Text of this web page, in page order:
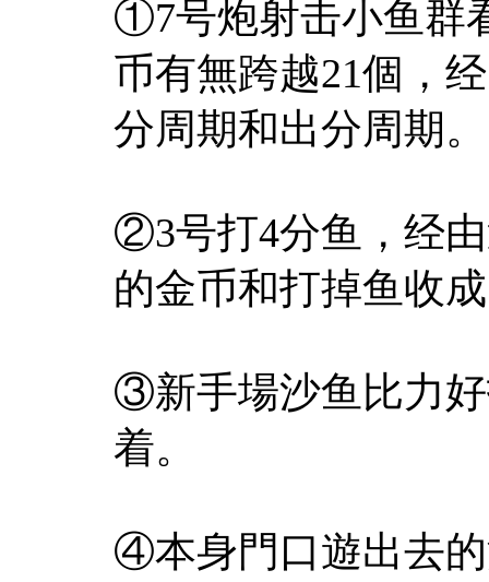
①7号炮射击小鱼群
币有無跨越21個，
分周期和出分周期。
②3号打4分鱼，经
的金币和打掉鱼收
③新手場沙鱼比力
着。
④本身門口遊出去